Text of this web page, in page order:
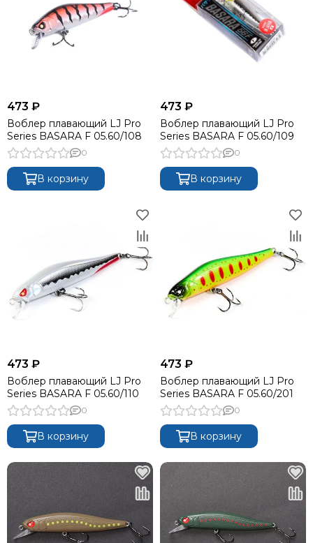
473 ₽
Воблер плавающий LJ Pro
Series BASARA F 05.60/108
0
В корзину
473 ₽
Воблер плавающий LJ Pro
Series BASARA F 05.60/109
0
В корзину
473 ₽
Воблер плавающий LJ Pro
Series BASARA F 05.60/110
0
В корзину
473 ₽
Воблер плавающий LJ Pro
Series BASARA F 05.60/201
0
В корзину